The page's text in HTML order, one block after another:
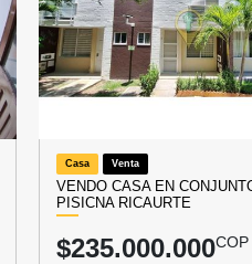
Casa Venta
VENDO CASA EN
PISICNA RICAURTE
$235.000.000COP